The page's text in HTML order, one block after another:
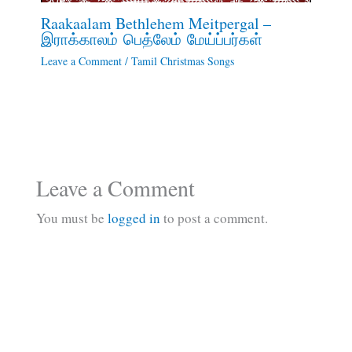
Raakaalam Bethlehem Meitpergal –
இராக்காலம் பெத்லேம் மேய்ப்பர்கள்
Leave a Comment / Tamil Christmas Songs
Leave a Comment
You must be logged in to post a comment.